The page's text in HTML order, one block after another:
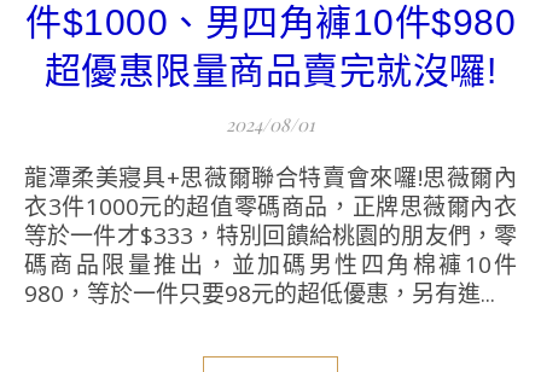
件$1000、男四角褲10件$980
超優惠限量商品賣完就沒囉!
2024/08/01
龍潭柔美寢具+思薇爾聯合特賣會來囉!思薇爾內
衣3件1000元的超值零碼商品，正牌思薇爾內衣
等於一件才$333，特別回饋給桃園的朋友們，零
碼商品限量推出，並加碼男性四角棉褲10件
980，等於一件只要98元的超低優惠，另有進...